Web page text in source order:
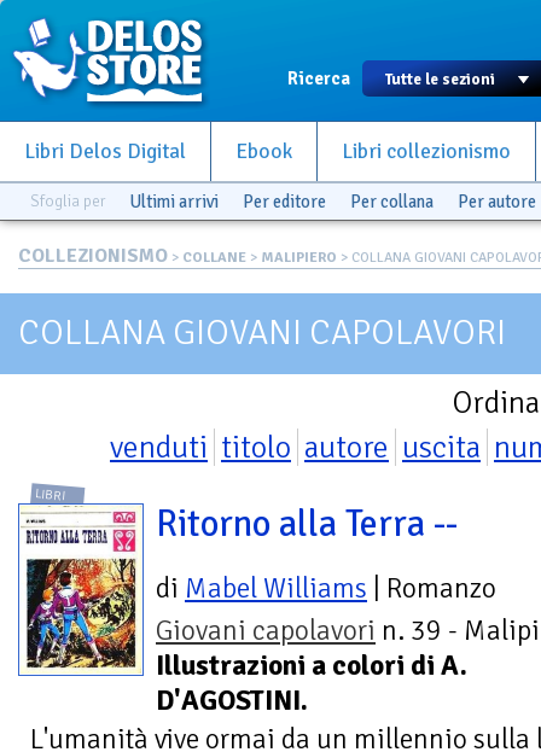
Ricerca
Libri Delos Digital Ebook Libri collezionismo
Sfoglia per Ultimi arrivi Per editore Per collana Per autore
COLLEZIONISMO > COLLANE > MALIPIERO > COLLANA GIOVANI
COLLANA GIOVANI CAPOLAVORI
venduti titolo autore uscita
LIBRI
Ritorno alla Terra --
di Mabel Williams | Romanzo
Giovani capolavori n. 39 -
Illustrazioni a colori di A.
D'AGOSTINI.
L'umanità vive ormai da un millennio sulla